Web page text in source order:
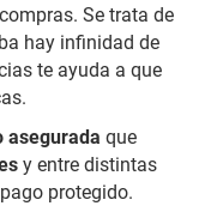
Se trata de
hay infinidad de
te ayuda a que
asegurada que
y entre distintas
protegido.